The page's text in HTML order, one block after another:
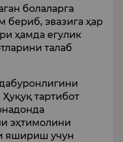
болаларга
бериб, эвазига ҳар
ҳамда егулик
талаб
тартибот
эҳтимолини
яшириш учун